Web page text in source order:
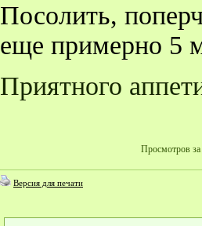
Посолить,
еще примерно 5
Приятного
Просмотров за
Версия для печати